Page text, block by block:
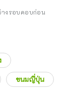
งรอบคอบก่อน
ขนมญี่ปุ่น